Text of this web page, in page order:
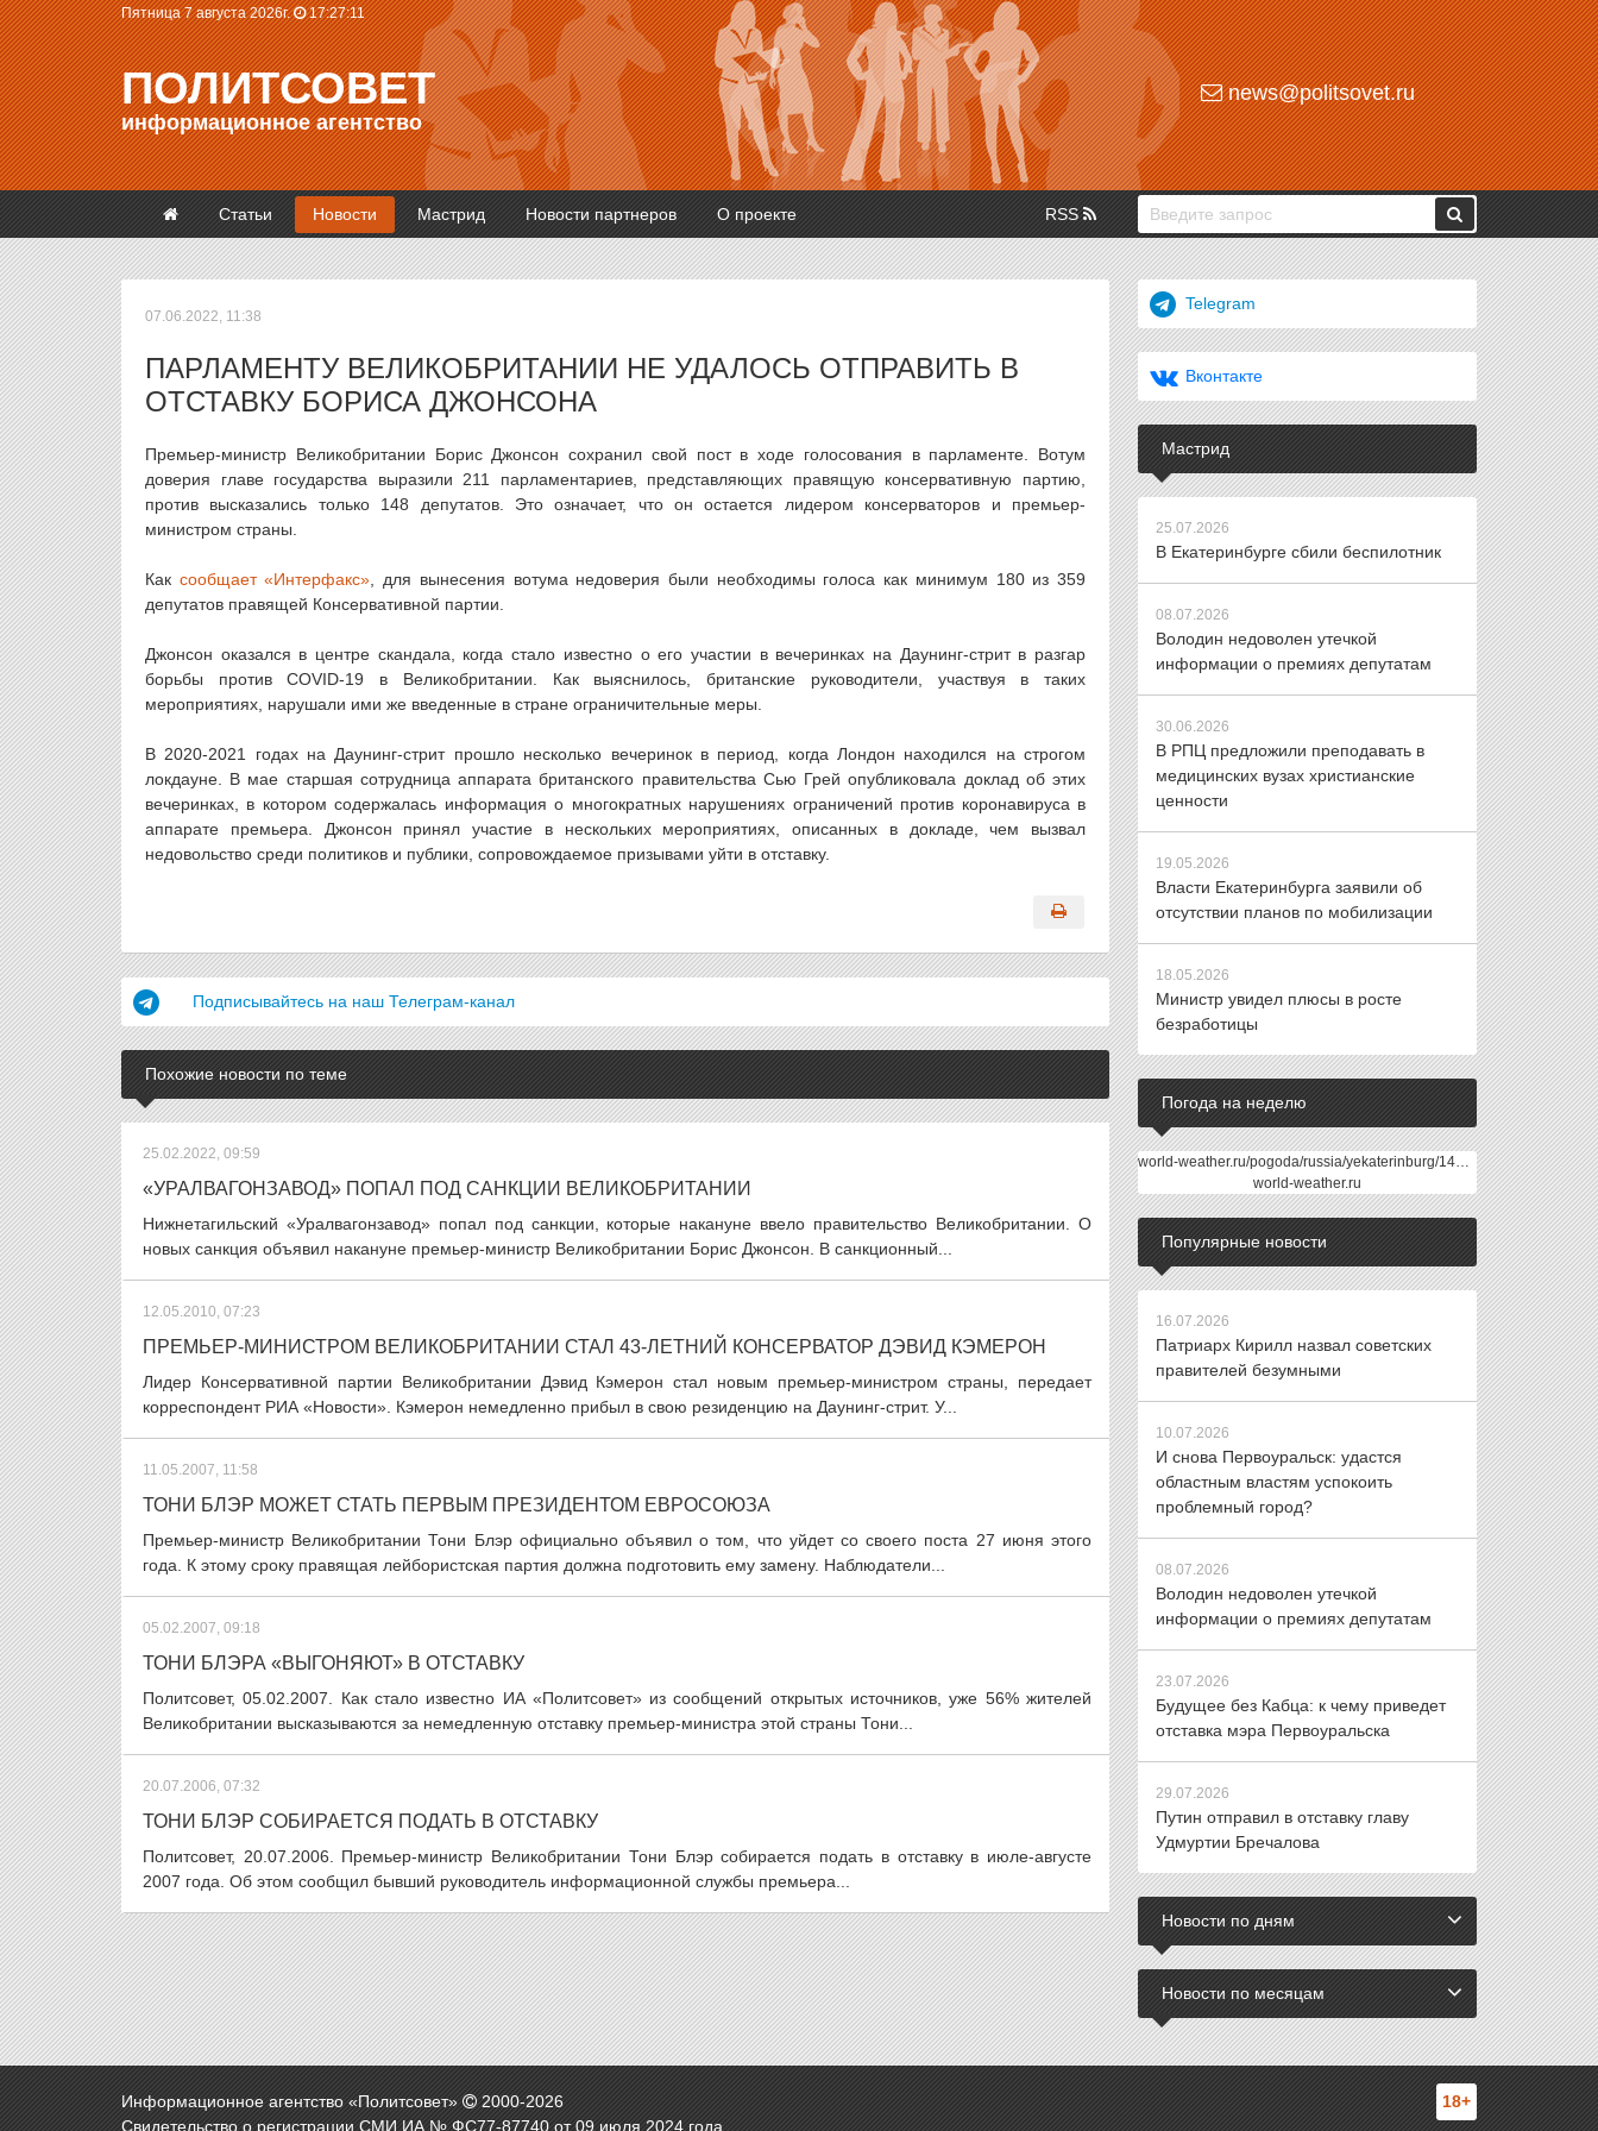
Пятница 7 августа 2026г. 17:27:11
ПОЛИТСОВЕТ
информационное агентство
news@politsovet.ru
Статьи Новости Мастрид Новости партнеров О проекте RSS
07.06.2022, 11:38
ПАРЛАМЕНТУ ВЕЛИКОБРИТАНИИ НЕ УДАЛОСЬ ОТПРАВИТЬ В
ОТСТАВКУ БОРИСА ДЖОНСОНА
Премьер-министр Великобритании Борис Джонсон сохранил свой пост в ходе голосования в парламенте. Вотум
доверия главе государства выразили 211 парламентариев, представляющих правящую консервативную партию,
против высказались только 148 депутатов. Это означает, что он остается лидером консерваторов и премьер-
министром страны.
Как сообщает «Интерфакс» , для вынесения вотума недоверия были необходимы голоса как минимум 180 из 359
депутатов правящей Консервативной партии.
Джонсон оказался в центре скандала, когда стало известно о его участии в вечеринках на Даунинг-стрит в разгар
борьбы против COVID-19 в Великобритании. Как выяснилось, британские руководители, участвуя в таких
мероприятиях, нарушали ими же введенные в стране ограничительные меры.
В 2020-2021 годах на Даунинг-стрит прошло несколько вечеринок в период, когда Лондон находился на строгом
локдауне. В мае старшая сотрудница аппарата британского правительства Сью Грей опубликовала доклад об этих
вечеринках, в котором содержалась информация о многократных нарушениях ограничений против коронавируса в
аппарате премьера. Джонсон принял участие в нескольких мероприятиях, описанных в докладе, чем вызвал
недовольство среди политиков и публики, сопровождаемое призывами уйти в отставку.
Подписывайтесь на наш Телеграм-канал
Похожие новости по теме
25.02.2022, 09:59
«УРАЛВАГОНЗАВОД» ПОПАЛ ПОД САНКЦИИ ВЕЛИКОБРИТАНИИ
Нижнетагильский «Уралвагонзавод» попал под санкции, которые накануне ввело правительство Великобритании. О
новых санкция объявил накануне премьер-министр Великобритании Борис Джонсон. В санкционный...
12.05.2010, 07:23
ПРЕМЬЕР-МИНИСТРОМ ВЕЛИКОБРИТАНИИ СТАЛ 43-ЛЕТНИЙ КОНСЕРВАТОР ДЭВИД КЭМЕРОН
Лидер Консервативной партии Великобритании Дэвид Кэмерон стал новым премьер-министром страны, передает
корреспондент РИА «Новости». Кэмерон немедленно прибыл в свою резиденцию на Даунинг-стрит. У...
11.05.2007, 11:58
ТОНИ БЛЭР МОЖЕТ СТАТЬ ПЕРВЫМ ПРЕЗИДЕНТОМ ЕВРОСОЮЗА
Премьер-министр Великобритании Тони Блэр официально объявил о том, что уйдет со своего поста 27 июня этого
года. К этому сроку правящая лейбористская партия должна подготовить ему замену. Наблюдатели...
05.02.2007, 09:18
ТОНИ БЛЭРА «ВЫГОНЯЮТ» В ОТСТАВКУ
Политсовет, 05.02.2007. Как стало известно ИА «Политсовет» из сообщений открытых источников, уже 56% жителей
Великобритании высказываются за немедленную отставку премьер-министра этой страны Тони...
20.07.2006, 07:32
ТОНИ БЛЭР СОБИРАЕТСЯ ПОДАТЬ В ОТСТАВКУ
Политсовет, 20.07.2006. Премьер-министр Великобритании Тони Блэр собирается подать в отставку в июле-августе
2007 года. Об этом сообщил бывший руководитель информационной службы премьера...
Telegram
Вконтакте
Мастрид
25.07.2026
В Екатеринбурге сбили беспилотник
08.07.2026
Володин недоволен утечкой
информации о премиях депутатам
30.06.2026
В РПЦ предложили преподавать в
медицинских вузах христианские
ценности
19.05.2026
Власти Екатеринбурга заявили об
отсутствии планов по мобилизации
18.05.2026
Министр увидел плюсы в росте
безработицы
Погода на неделю
world-weather.ru/pogoda/russia/yekaterinburg/14days/
world-weather.ru
Популярные новости
16.07.2026
Патриарх Кирилл назвал советских
правителей безумными
10.07.2026
И снова Первоуральск: удастся
областным властям успокоить
проблемный город?
08.07.2026
Володин недоволен утечкой
информации о премиях депутатам
23.07.2026
Будущее без Кабца: к чему приведет
отставка мэра Первоуральска
29.07.2026
Путин отправил в отставку главу
Удмуртии Бречалова
Новости по дням
Новости по месяцам
Информационное агентство «Политсовет» 2000-2026
Свидетельство о регистрации СМИ ИА № ФС77-87740 от 09 июля 2024 года.
18+